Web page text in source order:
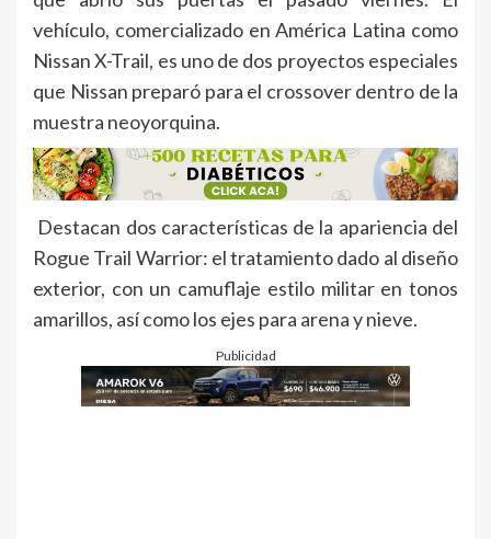
vehículo, comercializado en América Latina como
Nissan X-Trail, es uno de dos proyectos especiales
que Nissan preparó para el crossover dentro de la
muestra neoyorquina.
Destacan dos características de la apariencia del
Rogue Trail Warrior: el tratamiento dado al diseño
exterior, con un camuflaje estilo militar en tonos
amarillos, así como los ejes para arena y nieve.
Publicidad